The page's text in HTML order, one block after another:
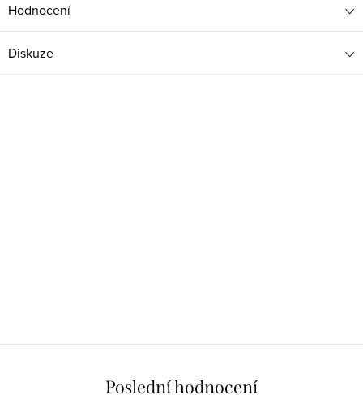
Hodnocení
Diskuze
Poslední hodnocení